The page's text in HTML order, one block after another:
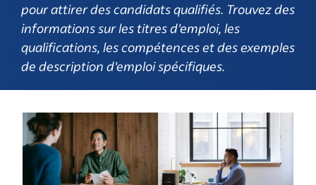
pour attirer des candidats qualifiés. Trouvez des
informations sur les titres d'emploi, les
qualifications, les compétences et des exemples
de description d'emploi spécifiques.